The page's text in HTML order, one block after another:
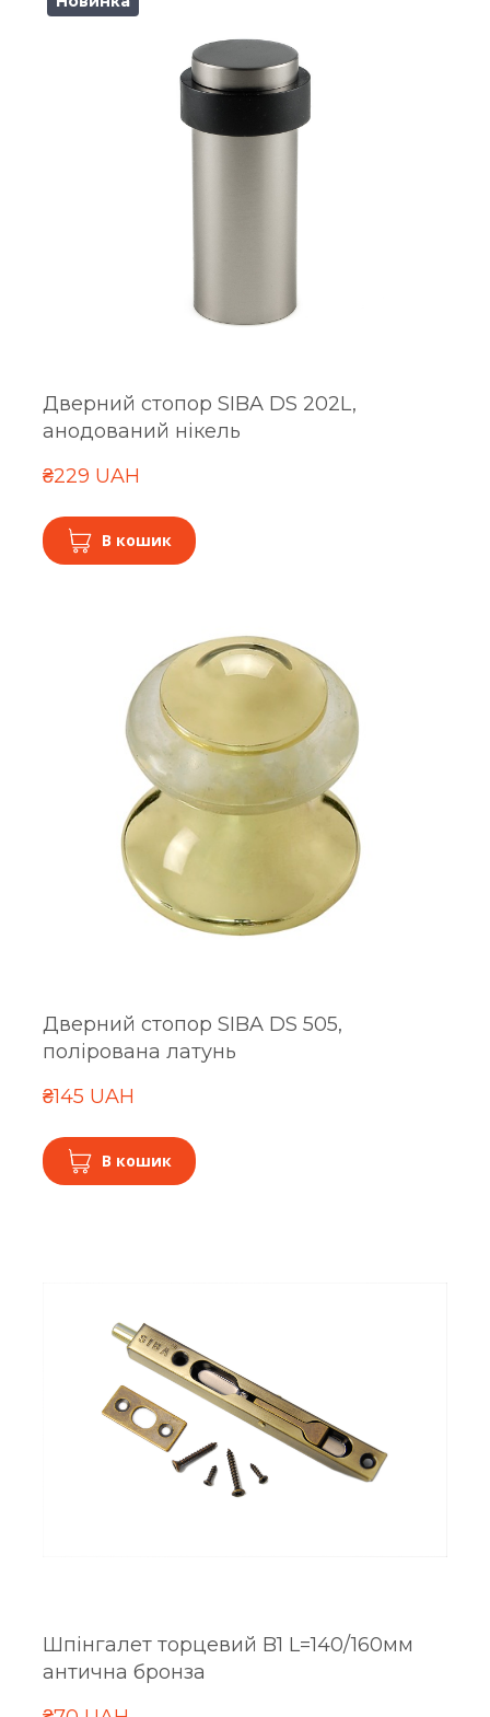
Дверний стопор SIBA DS 202L,
анодований нікель
₴229 UAH
В кошик
Дверний стопор SIBA DS 505,
полірована латунь
₴145 UAH
В кошик
Шпінгалет торцевий B1 L=140/160мм
антична бронза